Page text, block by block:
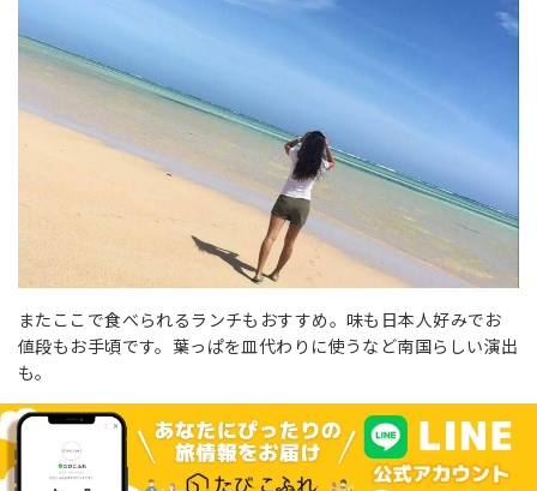
またここで食べられるランチもおすすめ。味も日本人好みでお
値段もお手頃です。葉っぱを皿代わりに使うなど南国らしい演出
も。